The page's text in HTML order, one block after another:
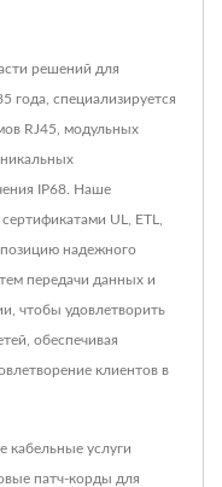
решений для
года, специализируется
RJ45, модульных
IP68. Наше
UL, ETL,
позицию надежного
передачи данных и
чтобы удовлетворить
обеспечивая
клиентов в
кабельные услуги
патч-корды для